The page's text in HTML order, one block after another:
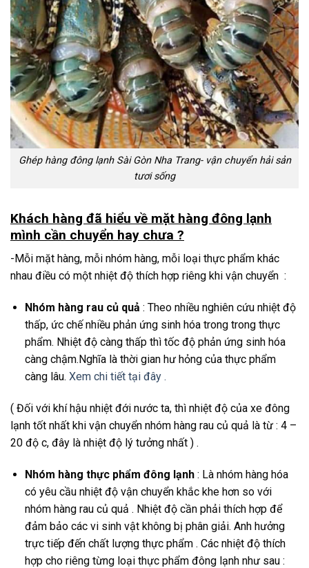
Ghép hàng đông lạnh Sài Gòn Nha Trang- vận chuyển hải sản
tươi sống
Khách hàng đã hiểu về mặt hàng đông lạnh
mình cần chuyển hay chưa ?
-Mỗi mặt hàng, mỗi nhóm hàng, mỗi loại thực phẩm khác
nhau điều có một nhiệt độ thích hợp riêng khi vận chuyển :
Nhóm hàng rau củ quả : Theo nhiều nghiên cứu nhiệt độ
thấp, ức chế nhiều phản ứng sinh hóa trong trong thực
phẩm. Nhiệt độ càng thấp thì tốc độ phản ứng sinh hóa
càng chậm.Nghĩa là thời gian hư hỏng của thực phẩm
càng lâu. Xem chi tiết tại đây .
( Đối với khí hậu nhiệt đới nước ta, thì nhiệt độ của xe đông
lạnh tốt nhất khi vận chuyển nhóm hàng rau củ quả là từ : 4 –
20 độ c, đây là nhiệt độ lý tưởng nhất ) .
Nhóm hàng thực phẩm đông lạnh: Là nhóm hàng hóa
có yêu cầu nhiệt độ vận chuyển khắc khe hơn so với
nhóm hàng rau củ quả . Nhiệt độ cần phải thích hợp để
đảm bảo các vi sinh vật không bị phân giải. Anh hưởng
trực tiếp đến chất lượng thực phẩm . Các nhiệt độ thích
hợp cho riêng từng loại thực phẩm đông lạnh như sau :